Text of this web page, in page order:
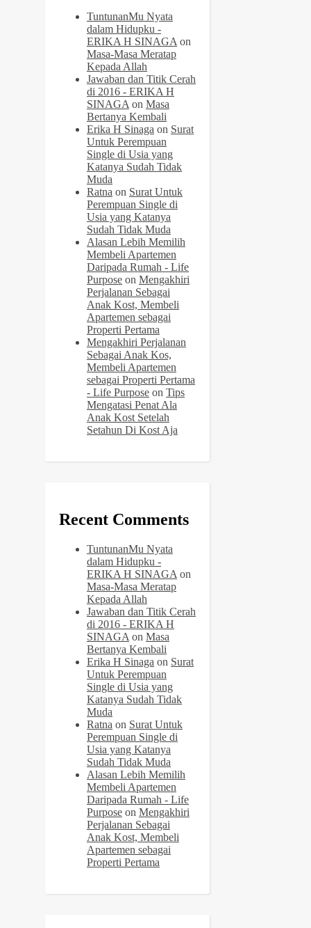
TuntunanMu Nyata
dalam Hidupku -
ERIKA H SINAGAon
Masa-Masa Meratap
Kepada Allah
Jawaban dan Titik Cerah
di 2016 - ERIKA H
SINAGAon Masa
Bertanya Kembali
Erika H Sinaga on Surat
Untuk Perempuan
Single di Usia yang
Katanya Sudah Tidak
Muda
Ratna on Surat Untuk
Perempuan Single di
Usia yang Katanya
Sudah Tidak Muda
Alasan Lebih Memilih
Membeli Apartemen
Daripada Rumah - Life
Purpose on Mengakhiri
Perjalanan Sebagai
Anak Kost, Membeli
Apartemen sebagai
Properti Pertama
Mengakhiri Perjalanan
Sebagai Anak Kos,
Membeli Apartemen
sebagai Properti Pertama
- Life Purpose on Tips
Mengatasi Penat Ala
Anak Kost Setelah
Setahun Di Kost Aja
Recent Comments
TuntunanMu Nyata
dalam Hidupku -
ERIKA H SINAGA on
Masa-Masa Meratap
Kepada Allah
Jawaban dan Titik Cerah
di 2016 - ERIKA H
SINAGA on Masa
Bertanya Kembali
Erika H Sinaga on Surat
Untuk Perempuan
Single di Usia yang
Katanya Sudah Tidak
Muda
Ratna on Surat Untuk
Perempuan Single di
Usia yang Katanya
Sudah Tidak Muda
Alasan Lebih Memilih
Membeli Apartemen
Daripada Rumah - Life
Purpose on Mengakhiri
Perjalanan Sebagai
Anak Kost, Membeli
Apartemen sebagai
Properti Pertama